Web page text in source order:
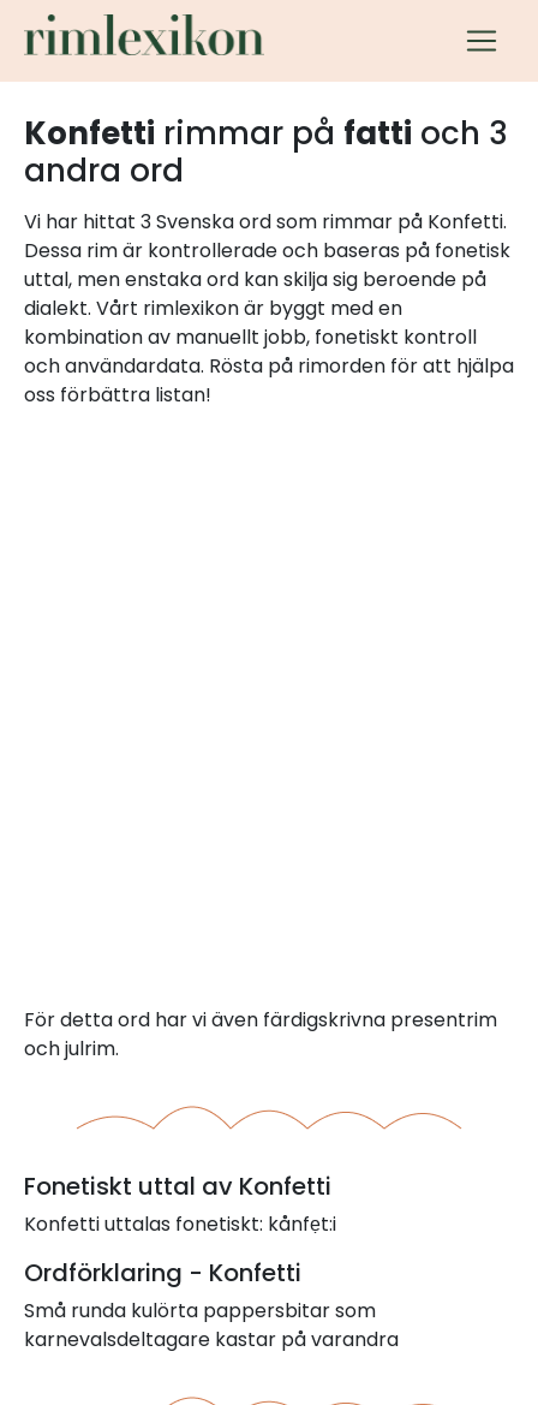
Konfetti rimmar på fatti och 3
andra ord
Vi har hittat 3 Svenska ord som rimmar på Konfetti.
Dessa rim är kontrollerade och baseras på fonetisk
uttal, men enstaka ord kan skilja sig beroende på
dialekt. Vårt rimlexikon är byggt med en
kombination av manuellt jobb, fonetiskt kontroll
och användardata. Rösta på rimorden för att hjälpa
oss förbättra listan!
För detta ord har vi även färdigskrivna presentrim
och julrim.
Fonetiskt uttal av Konfetti
Konfetti uttalas fonetiskt: kånfẹt:i
Ordförklaring - Konfetti
Små runda kulörta pappersbitar som
karnevalsdeltagare kastar på varandra